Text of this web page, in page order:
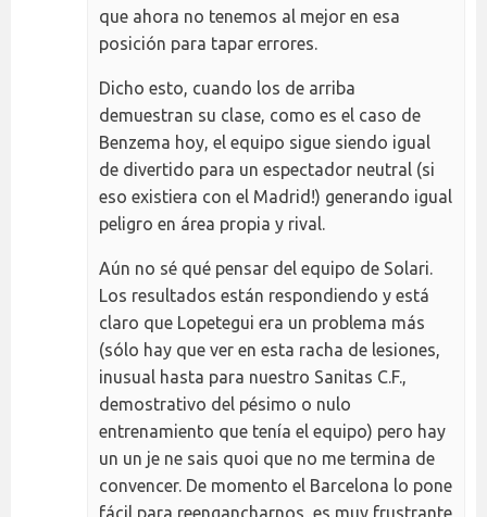
que ahora no tenemos al mejor en esa
posición para tapar errores.
Dicho esto, cuando los de arriba
demuestran su clase, como es el caso de
Benzema hoy, el equipo sigue siendo igual
de divertido para un espectador neutral (si
eso existiera con el Madrid!) generando igual
peligro en área propia y rival.
Aún no sé qué pensar del equipo de Solari.
Los resultados están respondiendo y está
claro que Lopetegui era un problema más
(sólo hay que ver en esta racha de lesiones,
inusual hasta para nuestro Sanitas C.F.,
demostrativo del pésimo o nulo
entrenamiento que tenía el equipo) pero hay
un un je ne sais quoi que no me termina de
convencer. De momento el Barcelona lo pone
fácil para reengancharnos, es muy frustrante